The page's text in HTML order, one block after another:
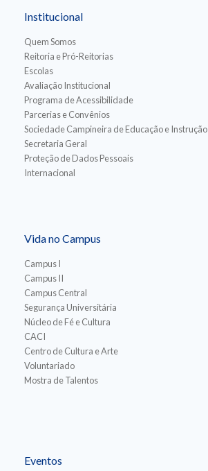
Institucional
Quem Somos
Reitoria e Pró-Reitorias
Escolas
Avaliação Institucional
Programa de Acessibilidade
Parcerias e Convênios
Sociedade Campineira de Educação e Instrução
Secretaria Geral
Proteção de Dados Pessoais
Internacional
Vida no Campus
Campus I
Campus II
Campus Central
Segurança Universitária
Núcleo de Fé e Cultura
CACI
Centro de Cultura e Arte
Voluntariado
Mostra de Talentos
Eventos